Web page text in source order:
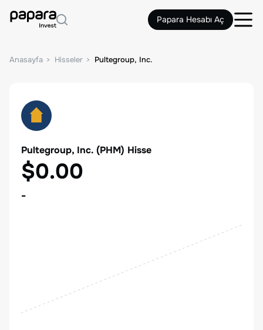
Papara Hesabı Aç
Anasayfa Hisseler Pultegroup, Inc.
Pultegroup, Inc. (PHM) Hisse
$0.00
-